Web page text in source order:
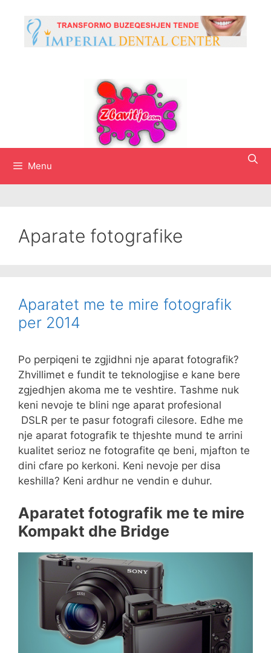
content
Menu
Aparate fotografike
Aparatet me te mire fotografik
per 2014
Po perpiqeni te zgjidhni nje aparat fotografik?
Zhvillimet e fundit te teknologjise e kane bere
zgjedhjen akoma me te veshtire. Tashme nuk
keni nevoje te blini nge aparat profesional
DSLR per te pasur fotografi cilesore. Edhe me
nje aparat fotografik te thjeshte mund te arrini
kualitet serioz ne fotografite qe beni, mjafton te
dini cfare po kerkoni. Keni nevoje per disa
keshilla? Keni ardhur ne vendin e duhur.
Aparatet fotografik me te mire
Kompakt dhe Bridge